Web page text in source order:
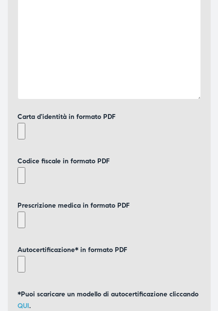
Carta d'identità in formato PDF
Codice fiscale in formato PDF
Prescrizione medica in formato PDF
Autocertificazione* in formato PDF
*Puoi scaricare un modello di autocertificazione cliccando
QUI.